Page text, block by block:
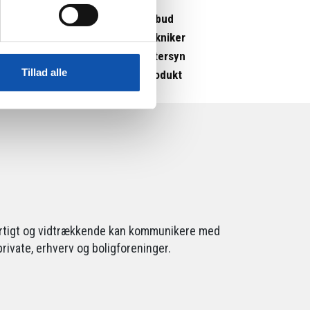
Tillad alle
Tilbud
Tekniker
Eftersyn
Produkt
og vidtrækkende kan kommunikere med
erhverv og boligforeninger.